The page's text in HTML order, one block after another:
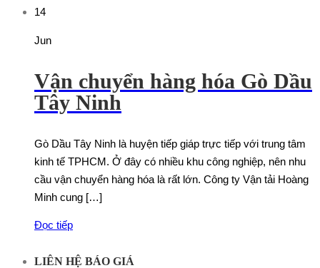
14
Jun
Vận chuyển hàng hóa Gò Dầu
Tây Ninh
Gò Dầu Tây Ninh là huyện tiếp giáp trực tiếp với trung tâm
kinh tế TPHCM. Ở đây có nhiều khu công nghiệp, nên nhu
cầu vận chuyển hàng hóa là rất lớn. Công ty Vận tải Hoàng
Minh cung […]
Đọc tiếp
LIÊN HỆ BÁO GIÁ